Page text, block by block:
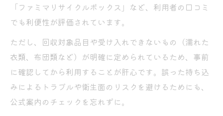
「ファミマリサイクルボックス」など、利用者の口コミ
でも利便性が評価されています。
ただし、回収対象品目や受け入れできないもの（濡れた
衣類、布団類など）が明確に定められているため、事前
に確認してから利用することが肝心です。誤った持ち込
みによるトラブルや衛生面のリスクを避けるためにも、
公式案内のチェックを忘れずに。